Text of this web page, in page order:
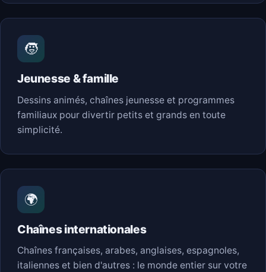
🧒
Jeunesse & famille
Dessins animés, chaînes jeunesse et programmes
familiaux pour divertir petits et grands en toute
simplicité.
🌍
Chaînes internationales
Chaînes françaises, arabes, anglaises, espagnoles,
italiennes et bien d'autres : le monde entier sur votre